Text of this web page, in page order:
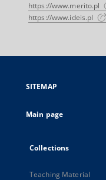
https://www.merito.pl
https://www.ideis.pl
SITEMAP
Main page
Collections
Teaching Material